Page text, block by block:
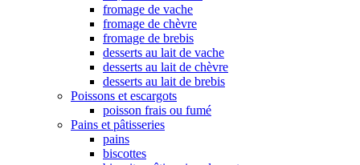
fromage de vache
fromage de chèvre
fromage de brebis
desserts au lait de vache
desserts au lait de chèvre
desserts au lait de brebis
Poissons et escargots
poisson frais ou fumé
Pains et pâtisseries
pains
biscottes